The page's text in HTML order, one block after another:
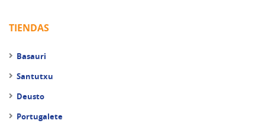
TIENDAS
Basauri
Santutxu
Deusto
Portugalete